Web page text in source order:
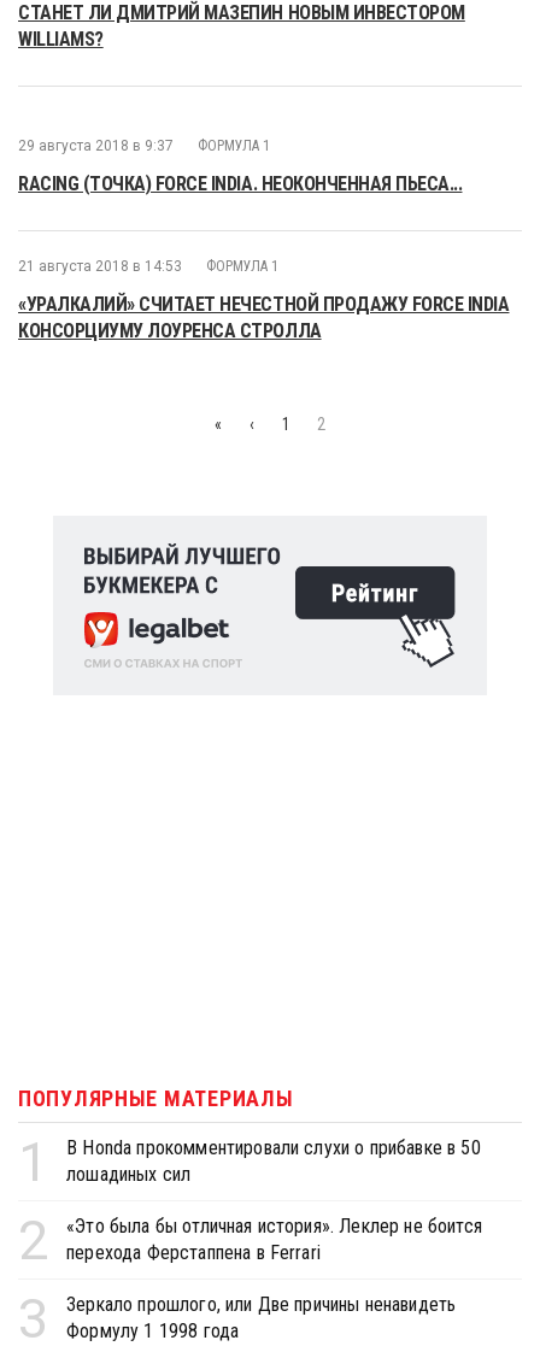
СТАНЕТ ЛИ ДМИТРИЙ МАЗЕПИН НОВЫМ ИНВЕСТОРОМ
WILLIAMS?
29 августа 2018 в 9:37 ФОРМУЛА 1
RACING (ТОЧКА) FORCE INDIA. НЕОКОНЧЕННАЯ ПЬЕСА...
21 августа 2018 в 14:53 ФОРМУЛА 1
«УРАЛКАЛИЙ» СЧИТАЕТ НЕЧЕСТНОЙ ПРОДАЖУ FORCE INDIA
КОНСОРЦИУМУ ЛОУРЕНСА СТРОЛЛА
« ‹ 1 2
ПОПУЛЯРНЫЕ МАТЕРИАЛЫ
1
В Honda прокомментировали слухи о прибавке в 50
лошадиных сил
2
«Это была бы отличная история». Леклер не боится
перехода Ферстаппена в Ferrari
3
Зеркало прошлого, или Две причины ненавидеть
Формулу 1 1998 года